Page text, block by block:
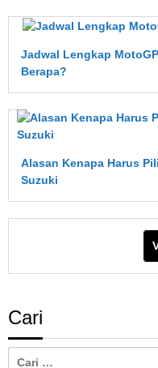
yang
Cepat
Aus?
Ini
Penjelasan
Lengkapnya
Jadwal Lengkap
Berapa?
Alasan Kenapa Harus
Suzuki
Cari